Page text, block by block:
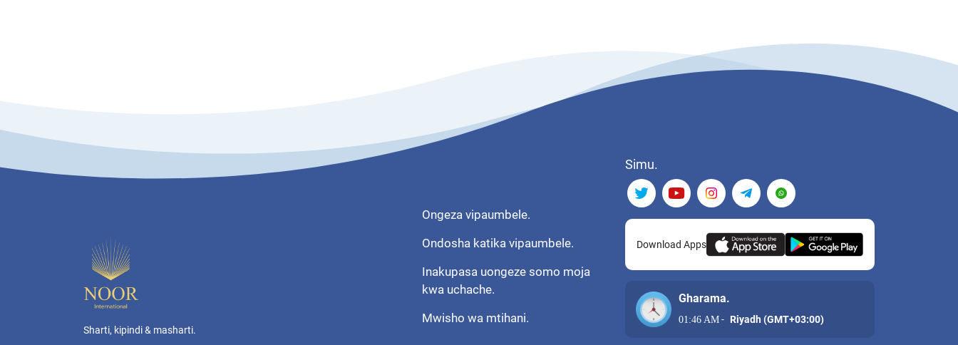
Sharti, kipindi & masharti.
Ongeza vipaumbele.
Ondosha katika vipaumbele.
Inakupasa uongeze somo moja
kwa uchache.
Mwisho wa mtihani.
Simu.
Download Apps
Gharama.
01:46 AM - Riyadh (GMT+03:00)